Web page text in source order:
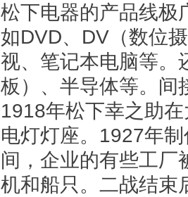
松下电器的产品线极
如DVD、DV（数位
视、笔记本电脑等。
板）、半导体等。间
1918年松下幸之助
电灯灯座。1927年
间，企业的有些工厂
机和船只。二战结束